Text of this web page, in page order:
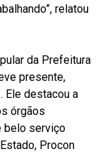
relatou
da Prefeitura
presente,
Ele destacou a
órgãos
belo serviço
Procon